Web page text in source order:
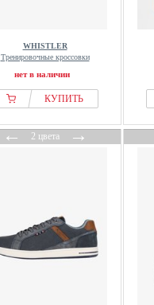
WHISTLER
Тренировочные кроссовки
нет в наличии
КУПИТЬ
←2 цвета→